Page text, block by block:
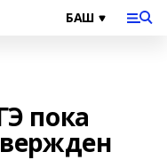
пока